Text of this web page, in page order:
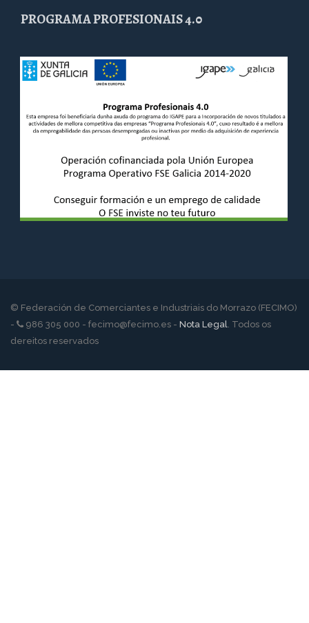
PROGRAMA PROFESIONAIS 4.0
© Federación de Comerciantes e Industriais do Morrazo (FECIMO)
-
986 305 000 - fecimo@fecimo.es - Nota Legal . Todos os
dereitos reservados